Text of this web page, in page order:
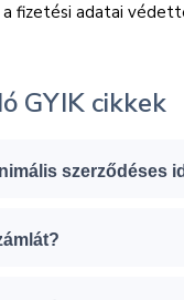
fizetési adatai
GYIK cikkek
szerződéses